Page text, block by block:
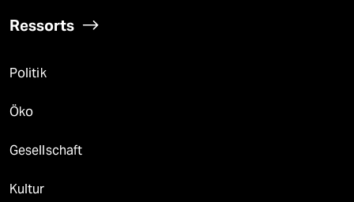
Ressorts
Politik
Öko
Gesellschaft
Kultur